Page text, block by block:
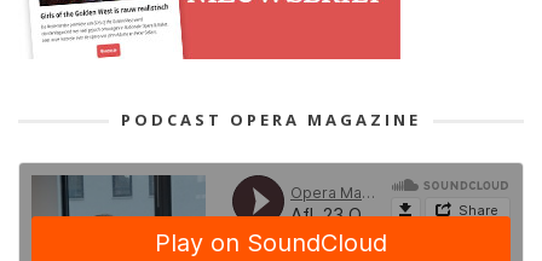
PODCAST OPERA MAGAZINE